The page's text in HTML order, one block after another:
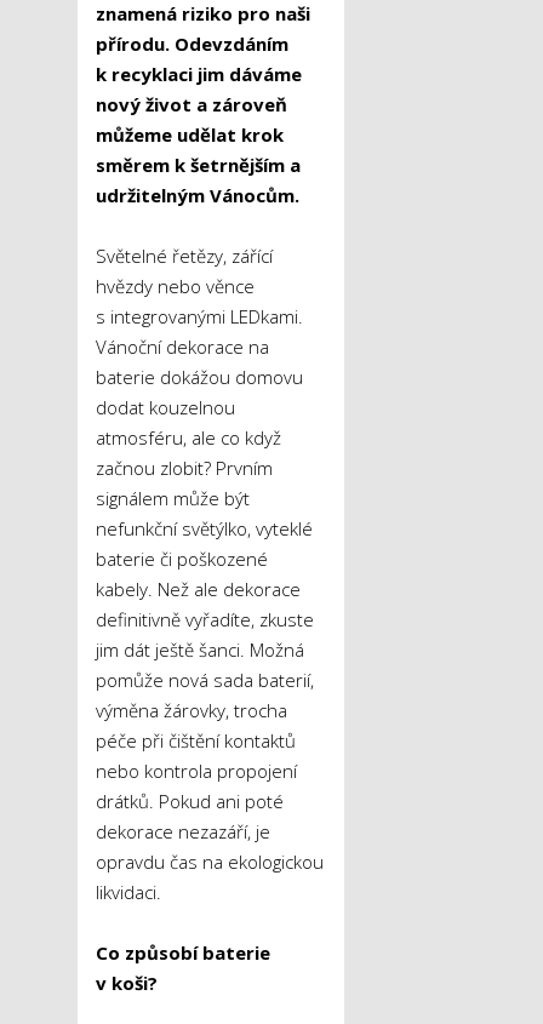
znamená riziko pro naši
přírodu. Odevzdáním
k recyklaci jim dáváme
nový život a zároveň
můžeme udělat krok
směrem k šetrnějším a
udržitelným Vánocům.
Světelné řetězy, zářící
hvězdy nebo věnce
s integrovanými LEDkami.
Vánoční dekorace na
baterie dokážou domovu
dodat kouzelnou
atmosféru, ale co když
začnou zlobit? Prvním
signálem může být
nefunkční světýlko, vyteklé
baterie či poškozené
kabely. Než ale dekorace
definitivně vyřadíte, zkuste
jim dát ještě šanci. Možná
pomůže nová sada baterií,
výměna žárovky, trocha
péče při čištění kontaktů
nebo kontrola propojení
drátků. Pokud ani poté
dekorace nezazáří, je
opravdu čas na ekologickou
likvidaci.
Co způsobí baterie
v koši?